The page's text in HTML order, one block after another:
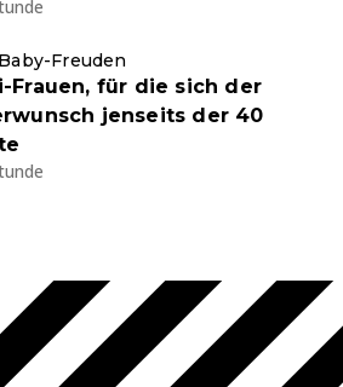
Freuden
Frauen, für die sich der
jenseits der 40